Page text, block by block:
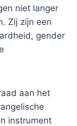
niet langer
Zij zijn een
gender
aan het
instrument